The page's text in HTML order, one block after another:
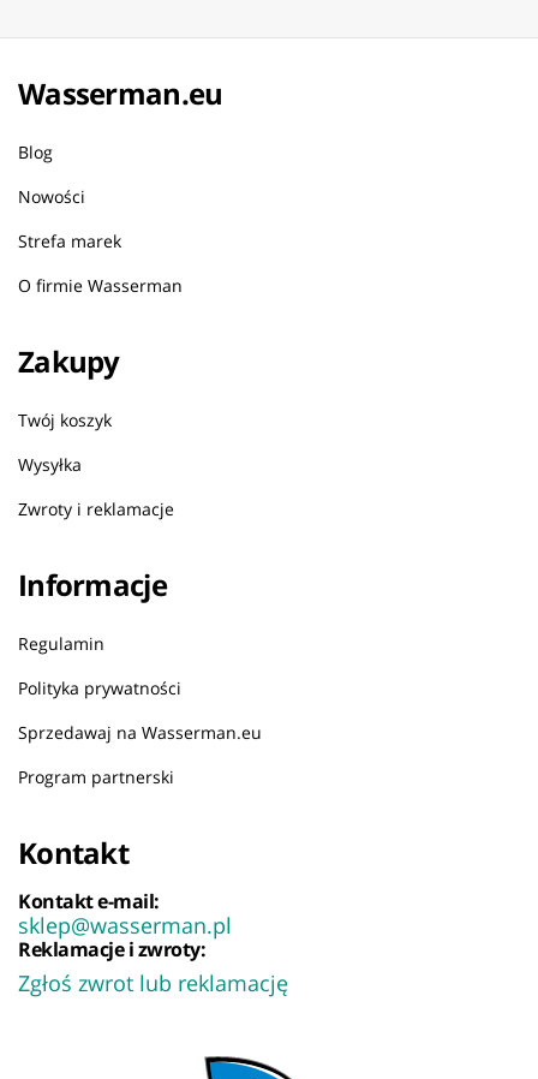
Wasserman.eu
Blog
Nowości
Strefa marek
O firmie Wasserman
Zakupy
Twój koszyk
Wysyłka
Zwroty i reklamacje
Informacje
Regulamin
Polityka prywatności
Sprzedawaj na Wasserman.eu
Program partnerski
Kontakt
Kontakt e-mail:
sklep@wasserman.pl
Reklamacje i zwroty:
Zgłoś zwrot lub reklamację